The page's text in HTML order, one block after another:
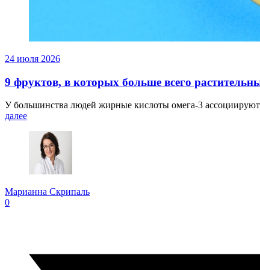
24 июля 2026
9 фруктов, в которых больше всего
У большинства людей жирные кислоты омега-3
далее
Марианна Скрипаль
0